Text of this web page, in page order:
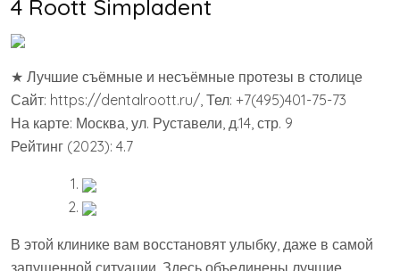
4 Roott Simpladent
★ Лучшие съёмные и несъёмные протезы в столице
Сайт: https://dentalroott.ru/, Тел: +7(495)401-75-73
На карте: Москва, ул. Руставели, д.14, стр. 9
Рейтинг (2023): 4.7
В этой клинике вам восстановят улыбку, даже в самой
запущенной ситуации. Здесь объединены лучшие